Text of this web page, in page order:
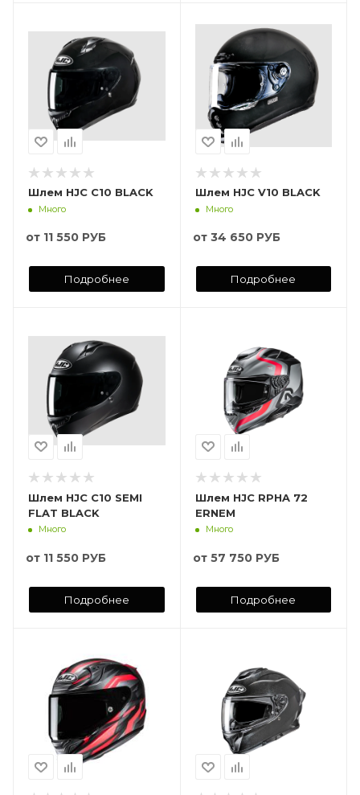
Шлем HJC C10 BLACK
Много
от 11 550 РУБ
Подробнее
Шлем HJC V10 BLACK
Много
от 34 650 РУБ
Подробнее
Шлем HJC C10 SEMI
FLAT BLACK
Много
от 11 550 РУБ
Подробнее
Шлем HJC RPHA 72
ERNEM
Много
от 57 750 РУБ
Подробнее